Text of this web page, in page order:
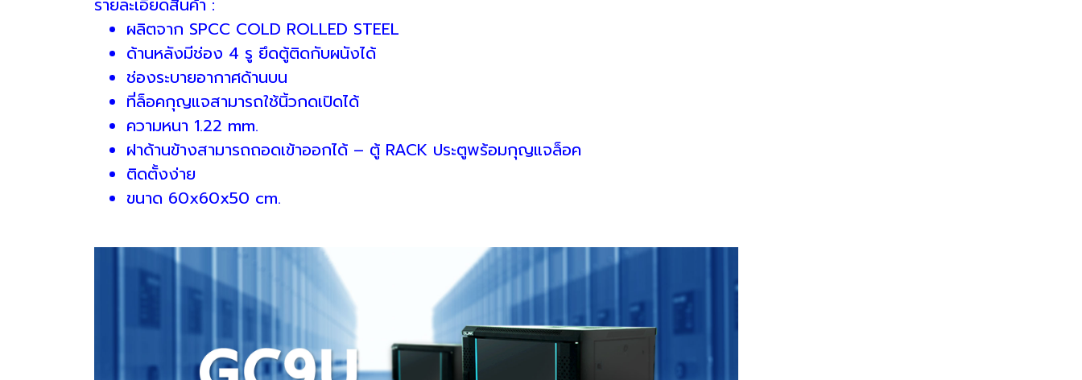
ผลิตจาก SPCC COLD ROLLED STEEL
ด้านหลังมีช่อง 4 รู ยึดตู้ติดกับผนังได้
ช่องระบายอากาศด้านบน
ที่ล็อคกุญแจสามารถใช้นิ้วกดเปิดได้
ความหนา 1.22 mm.
ฝาด้านข้างสามารถถอดเข้าออกได้ – ตู้ RACK ประตูพร้อมกุญแจล็อค
ติดตั้งง่าย
ขนาด 60x60x50 cm.